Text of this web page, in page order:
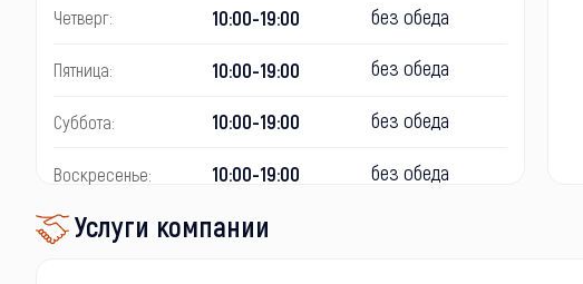
Четверг: 10:00-19:00 без обеда
Пятница: 10:00-19:00 без обеда
Суббота: 10:00-19:00 без обеда
Воскресенье: 10:00-19:00 без обеда
Услуги компании